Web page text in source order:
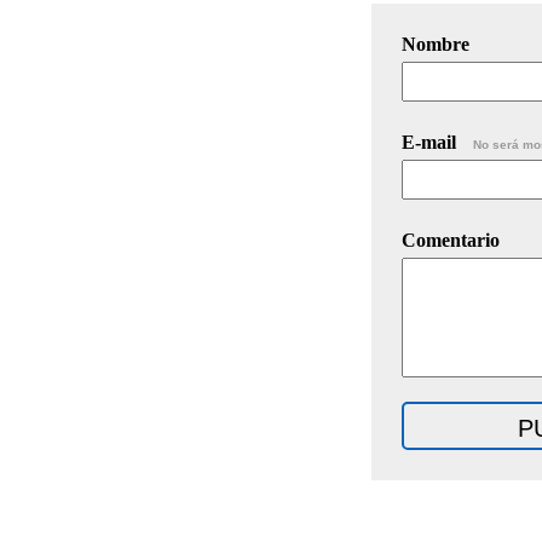
Nombre
E-mail No será
Comentario